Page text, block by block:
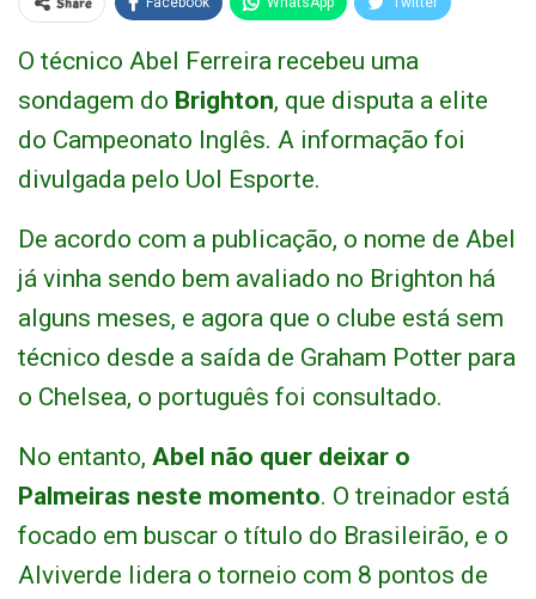
Share
O técnico Abel Ferreira recebeu uma
sondagem do Brighton, que disputa a elite
do Campeonato Inglês. A informação foi
divulgada pelo Uol Esporte.
De acordo com a publicação, o nome de Abel
já vinha sendo bem avaliado no Brighton há
alguns meses, e agora que o clube está sem
técnico desde a saída de Graham Potter para
o Chelsea, o português foi consultado.
No entanto, Abel não quer deixar o
Palmeiras neste momento. O treinador está
focado em buscar o título do Brasileirão, e o
Alviverde lidera o torneio com 8 pontos de